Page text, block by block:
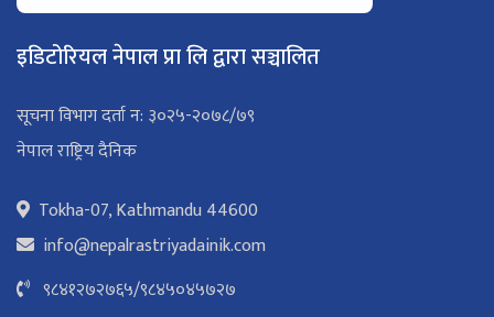
इडिटोरियल नेपाल प्रा लि द्वारा सञ्चालित
सूचना विभाग दर्ता न: ३०२५-२०७८/७९
नेपाल राष्ट्रिय दैनिक
Tokha-07, Kathmandu 44600
info@nepalrastriyadainik.com
९८४१२७२७६५/९८४५०४५७२७